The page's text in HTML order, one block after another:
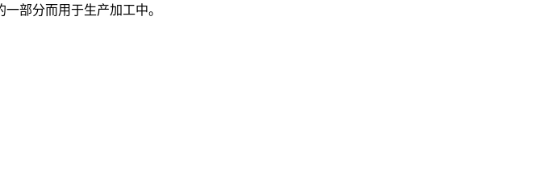
部分而用于生产加工中。